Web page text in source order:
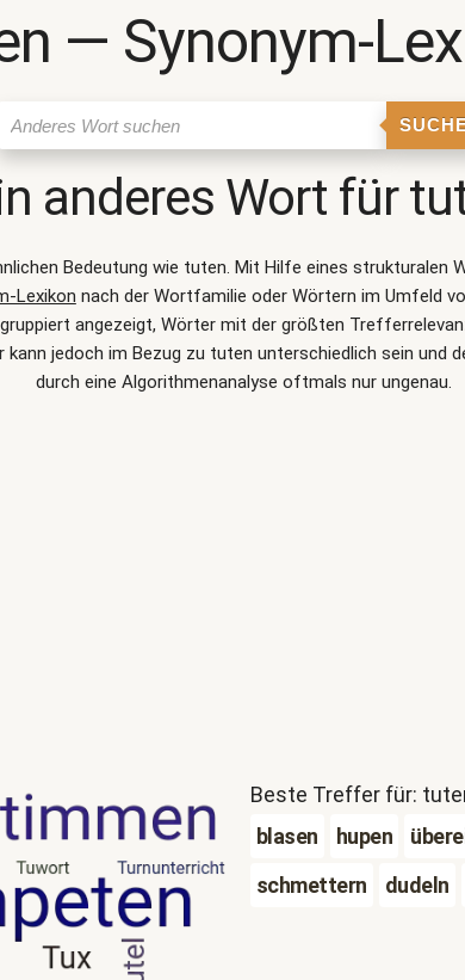
― Synonym-
anderes Wort für
Bedeutung wie tuten. Mit Hilfe eines strukturalen
Lexikon nach der Wortfamilie oder Wörtern im Umfeld
angezeigt, Wörter mit der größten
kann jedoch im Bezug zu tuten unterschiedlich sein und
durch eine Algorithmenanalyse oftmals nur ungenau.
Beste Treffer für:
blasen
hupen
schmettern
dudeln